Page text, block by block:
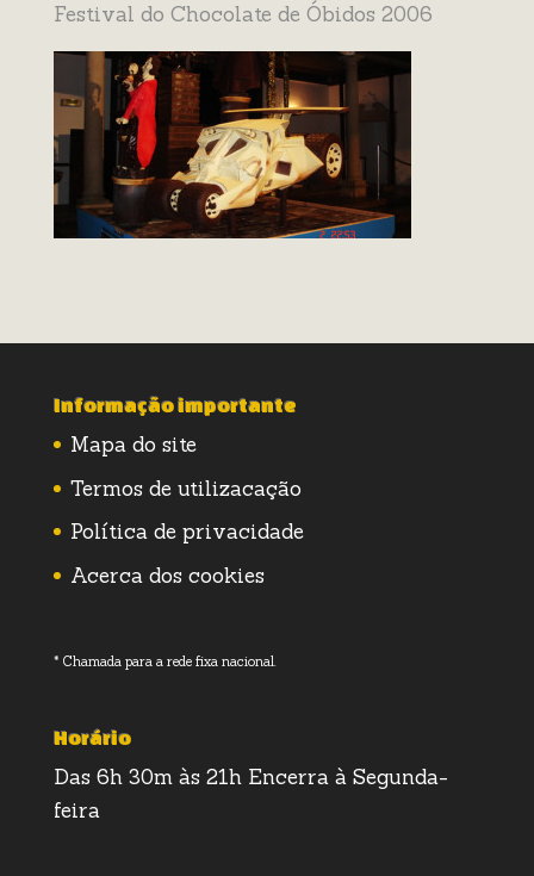
Festival do Chocolate de Óbidos 2006
Informação importante
Mapa do site
Termos de utilizacação
Política de privacidade
Acerca dos cookies
* Chamada para a rede fixa nacional.
Horário
Das 6h 30m às 21h Encerra à Segunda-
feira